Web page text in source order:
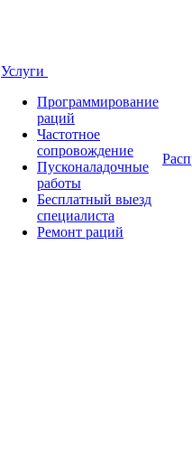
Услуги
Программирование
раций
Частотное
сопровождение
Пусконаладочные
работы
Бесплатный выезд
специалиста
Ремонт раций